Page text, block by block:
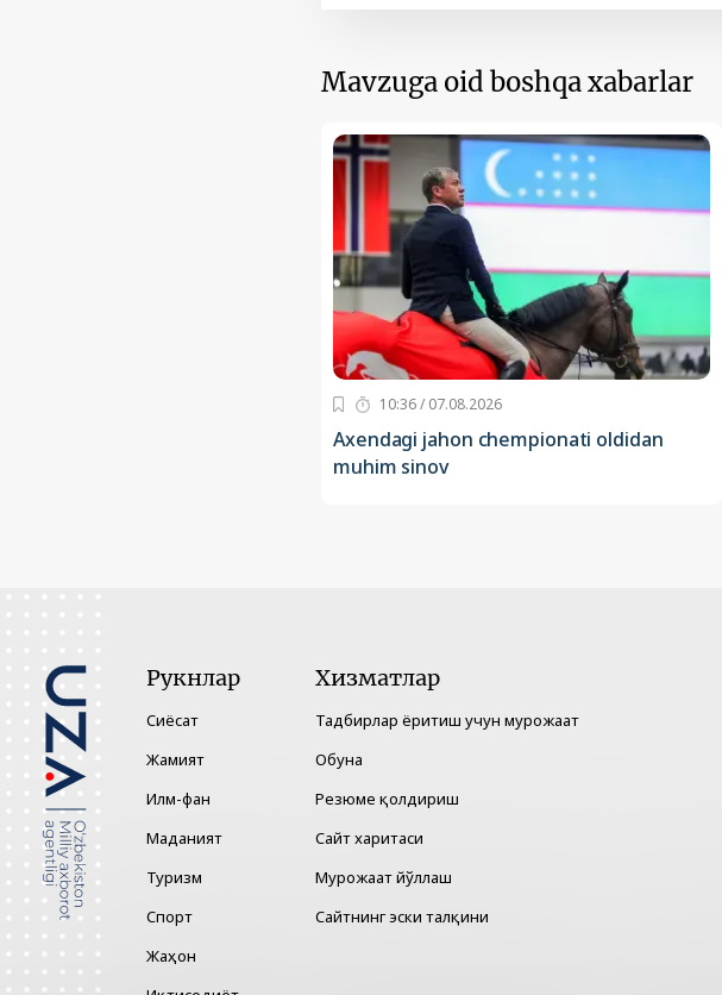
Mavzuga oid boshqa xabarlar
10:36 / 07.08.2026
Axendagi jahon chempionati oldidan
muhim sinov
Рукнлар
Сиёсат
Жамият
Илм-фан
Маданият
Туризм
Спорт
Жаҳон
Хизматлар
Тадбирлар ёритиш учун мурожаат
Обуна
Резюме қолдириш
Сайт харитаси
Мурожаат йўллаш
Сайтнинг эски талқини